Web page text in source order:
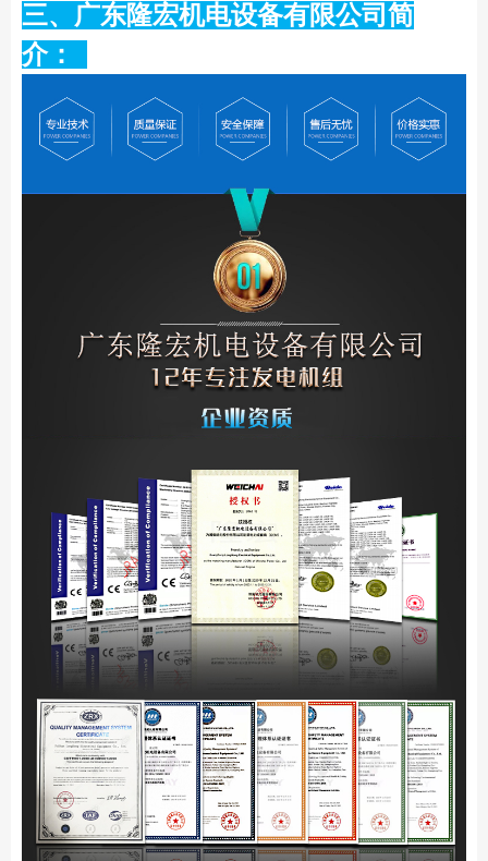
三、广东隆宏机电设备有限公司简
介：